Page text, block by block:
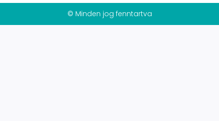
© Minden jog fenntartva